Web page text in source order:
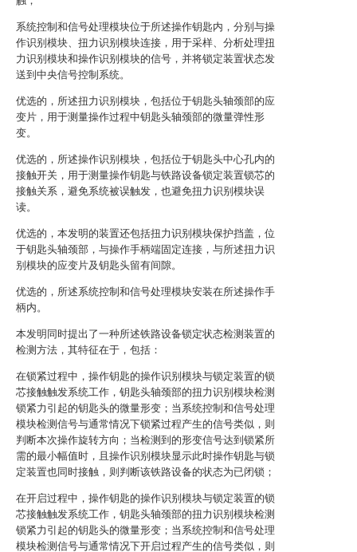
系统控制和信号处理模块位于所述操作钥匙内，分别与操
作识别模块、扭力识别模块连接，用于采样、分析处理扭
力识别模块和操作识别模块的信号，并将锁定装置状态发
送到中央信号控制系统。
优选的，所述扭力识别模块，包括位于钥匙头轴颈部的应
变片，用于测量操作过程中钥匙头轴颈部的微量弹性形
变。
优选的，所述操作识别模块，包括位于钥匙头中心孔内的
接触开关，用于测量操作钥匙与铁路设备锁定装置锁芯的
接触关系，避免系统被误触发，也避免扭力识别模块误
读。
优选的，本发明的装置还包括扭力识别模块保护挡盖，位
于钥匙头轴颈部，与操作手柄端固定连接，与所述扭力识
别模块的应变片及钥匙头留有间隙。
优选的，所述系统控制和信号处理模块安装在所述操作手
柄内。
本发明同时提出了一种所述铁路设备锁定状态检测装置的
检测方法，其特征在于，包括：
在锁紧过程中，操作钥匙的操作识别模块与锁定装置的锁
芯接触触发系统工作，钥匙头轴颈部的扭力识别模块检测
锁紧力引起的钥匙头的微量形变；当系统控制和信号处理
模块检测信号与通常情况下锁紧过程产生的信号类似，则
判断本次操作旋转方向；当检测到的形变信号达到锁紧所
需的最小幅值时，且操作识别模块显示此时操作钥匙与锁
定装置也同时接触，则判断该铁路设备的状态为已闭锁；
在开启过程中，操作钥匙的操作识别模块与锁定装置的锁
芯接触触发系统工作，钥匙头轴颈部的扭力识别模块检测
锁紧力引起的钥匙头的微量形变；当系统控制和信号处理
模块检测信号与通常情况下开启过程产生的信号类似，则